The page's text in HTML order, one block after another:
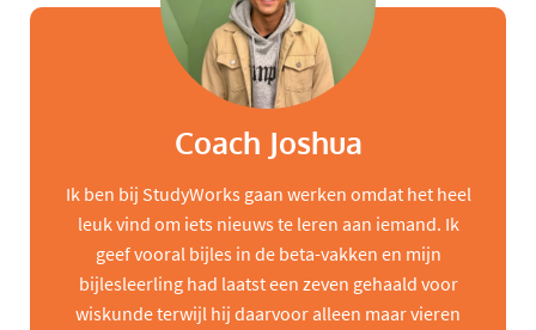
Coach Joshua
Ik ben bij StudyWorks gaan werken omdat het heel
leuk vind om iets nieuws te leren aan iemand. Ik
geef vooral bijles in de beta-vakken en mijn
bijlesleerling had laatst een zeven gehaald voor
wiskunde terwijl hij daarvoor alleen maar vieren